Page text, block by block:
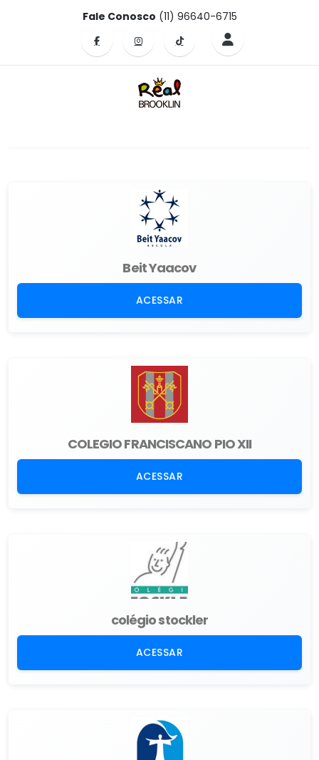
Fale Conosco (11) 96640-6715
Beit Yaacov
ACESSAR
COLEGIO FRANCISCANO PIO XII
ACESSAR
colégio stockler
ACESSAR